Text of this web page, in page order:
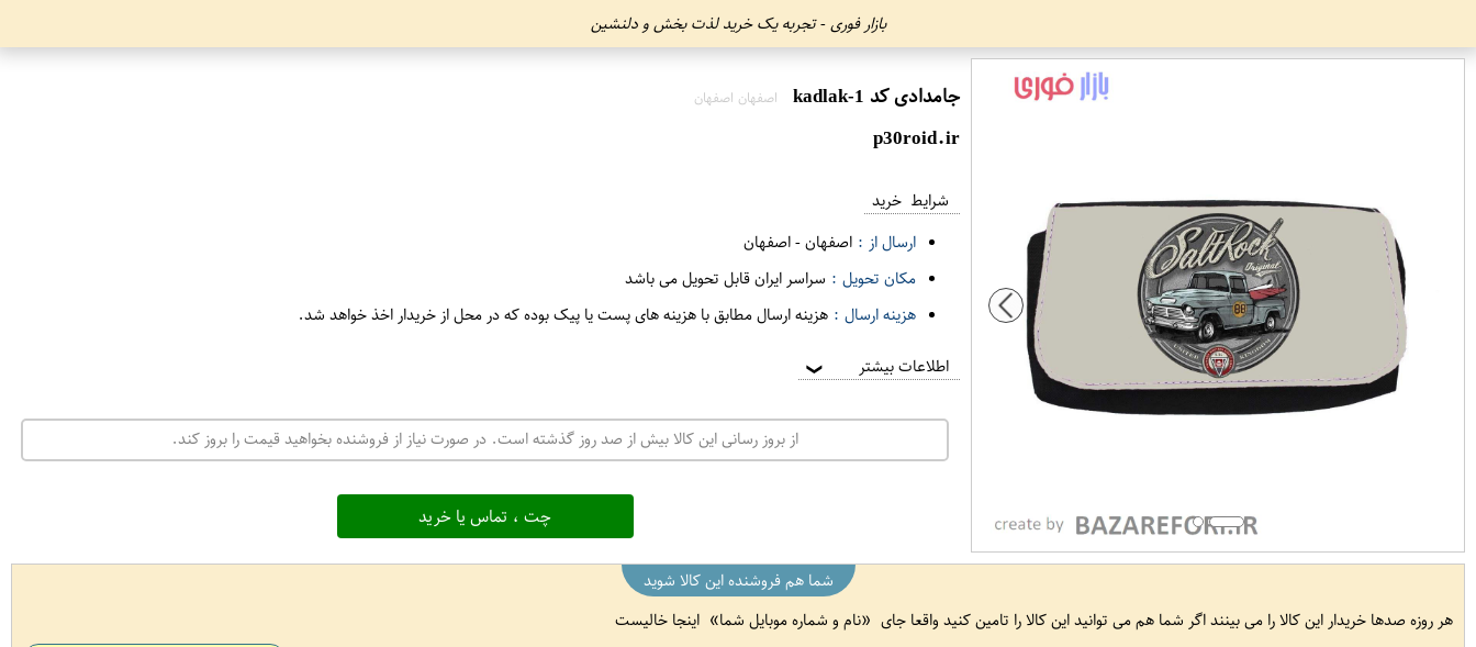
بازار فوری - تجربه یک خرید لذت بخش و دلنشین
جامدادی کد kadlak-1 اصفهان اصفهان
p30roid.ir
شرایط خرید
ارسال از : اصفهان-اصفهان
مکان تحویل : سراسر ایران قابل تحویل می باشد
هزینه ارسال : هزینه ارسال مطابق با هزینه های پست یا پیک بوده که در محل از خریدار اخذ خواهد شد.
اطلاعات بیشتر ❯
از بروز رسانی این کالا بیش از صد روز گذشته است. در صورت نیاز از فروشنده بخواهید قیمت را بروز کند.
چت ، تماس یا خرید
شما هم فروشنده این کالا شوید
هر روزه صدها خریدار این کالا را می بینند اگر شما هم می توانید این کالا را تامین کنید واقعا جای
نام و شماره موبایل شما اینجا خالیست